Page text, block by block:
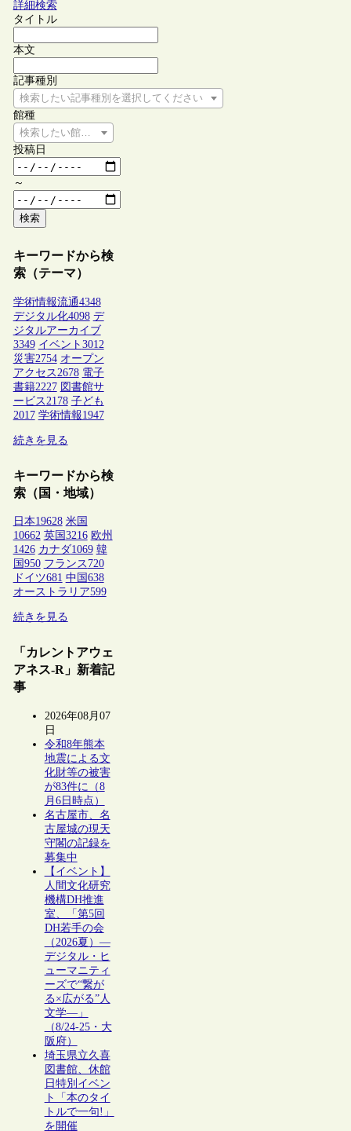
詳細検索
タイトル
本文
記事種別
検索したい記事種別を選択してください
館種
検索したい館種を選択してください
投稿日
～
検索
キーワードから検
索（テーマ）
学術情報流通4348
デジタル化4098 デ
ジタルアーカイブ
3349 イベント 3012
災害2754 オープン
アクセス 2678 電子
書籍2227 図書館サ
ービス 2178 子ども
2017 学術情報1947
続きを見る
キーワードから検
索（国・地域）
日本19628 米国
10662 英国 3216 欧州
1426 カナダ1069 韓
国 950 フランス 720
ドイツ681 中国 638
オーストラリア599
続きを見る
「カレントアウェ
アネス-R」新着記
事
2026年08月07
日
令和8年熊本
地震による文
化財等の被害
が83件に（8
月6日時点）
名古屋市、名
古屋城の現天
守閣の記録を
募集中
【イベント】
人間文化研究
機構DH推進
室、「第5回
DH若手の会
（2026夏）―
デジタル・ヒ
ューマニティ
ーズで“繋が
る×広がる”人
文学―」
（8/24-25・大
阪府）
埼玉県立久喜
図書館、休館
日特別イベン
ト「本のタイ
トルで一句!」
を開催